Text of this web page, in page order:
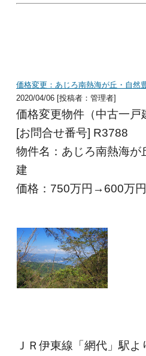
価格変更：あじろ南熱海が丘・自然
2020/04/06 [投稿者：管理者]
価格変更物件（中古一戸
[お問合せ番号] R3788
物件名：あじろ南熱海が
建
価格：750万円→600万円
ＪＲ伊東線「網代」駅